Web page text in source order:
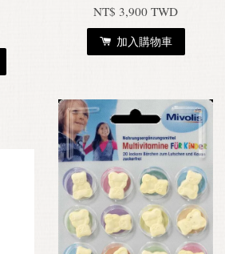
NT$ 3,900 TWD
加入購物車